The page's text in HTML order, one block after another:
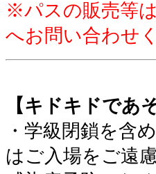
※パスの販売等
へお問い合わせ
【キドキドであ
・学級閉鎖を含
はご入場をご遠